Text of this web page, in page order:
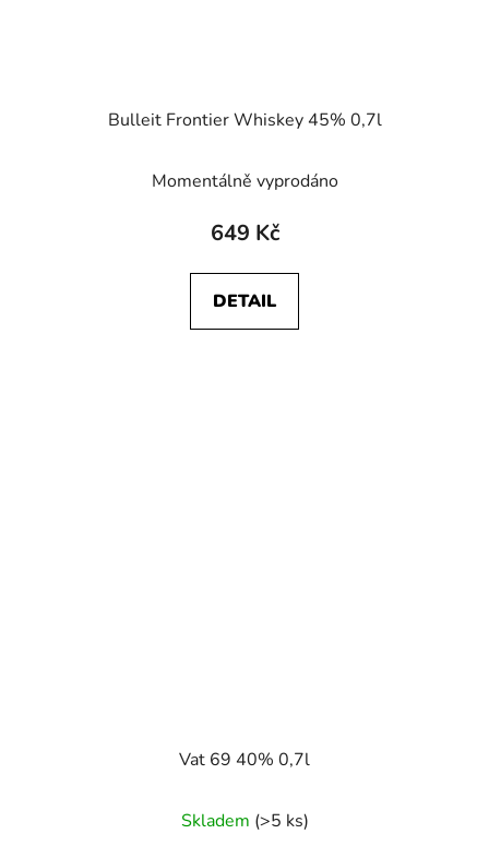
Bulleit Frontier Whiskey 45% 0,7l
Momentálně vyprodáno
649 Kč
DETAIL
Vat 69 40% 0,7l
Skladem (>5 ks)